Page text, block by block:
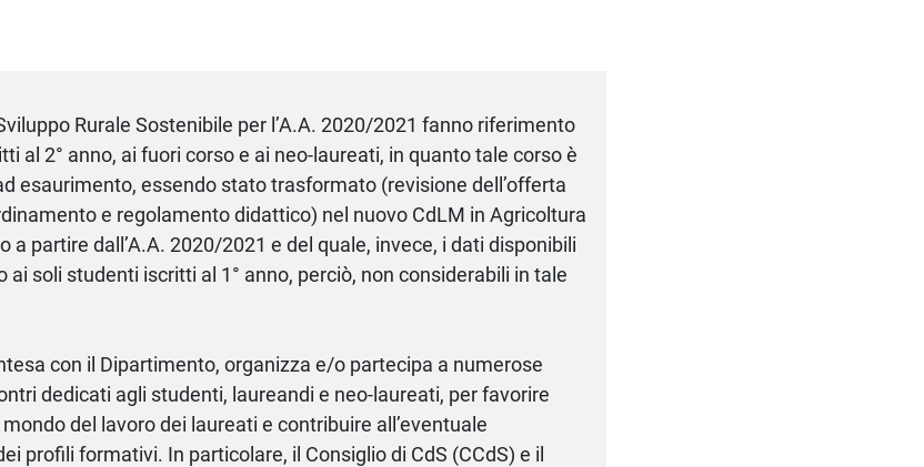
Rurale Sostenibile per l’A.A. 2020/2021 fanno riferimento
al 2° anno, ai fuori corso e ai neo-laureati, in quanto tale corso è
esaurimento, essendo stato trasformato (revisione dell’offerta
e regolamento didattico) nel nuovo CdLM in Agricoltura
a partire dall’A.A. 2020/2021 e del quale, invece, i dati disponibili
ai soli studenti iscritti al 1° anno, perciò, non considerabili in tale
con il Dipartimento, organizza e/o partecipa a numerose
dedicati agli studenti, laureandi e neo-laureati, per favorire
del lavoro dei laureati e contribuire all’eventuale
profili formativi. In particolare, il Consiglio di CdS (CCdS) e il